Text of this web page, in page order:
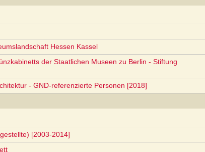
Hessen Kassel
der Staatlichen Museen zu Berlin - Stiftung
- GND-referenzierte Personen [2018]
[2003-2014]